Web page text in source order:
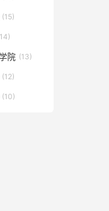
(15)
院 (13)
(12)
(10)